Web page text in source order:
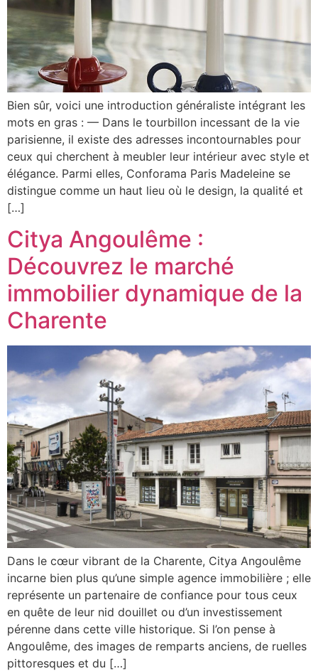
Bien sûr, voici une introduction généraliste intégrant les
mots en gras : — Dans le tourbillon incessant de la vie
parisienne, il existe des adresses incontournables pour
ceux qui cherchent à meubler leur intérieur avec style et
élégance. Parmi elles, Conforama Paris Madeleine se
distingue comme un haut lieu où le design, la qualité et
[…]
Citya Angoulême :
Découvrez le marché
immobilier dynamique de la
Charente
Dans le cœur vibrant de la Charente, Citya Angoulême
incarne bien plus qu’une simple agence immobilière ; elle
représente un partenaire de confiance pour tous ceux
en quête de leur nid douillet ou d’un investissement
pérenne dans cette ville historique. Si l’on pense à
Angoulême, des images de remparts anciens, de ruelles
pittoresques et du […]